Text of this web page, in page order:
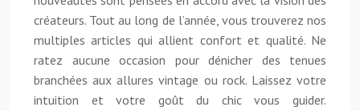
créateurs. Tout au long de l’année, vous trouverez nos
multiples articles qui allient confort et qualité. Ne
ratez aucune occasion pour dénicher des tenues
branchées aux allures vintage ou rock. Laissez votre
intuition et votre goût du chic vous guider.